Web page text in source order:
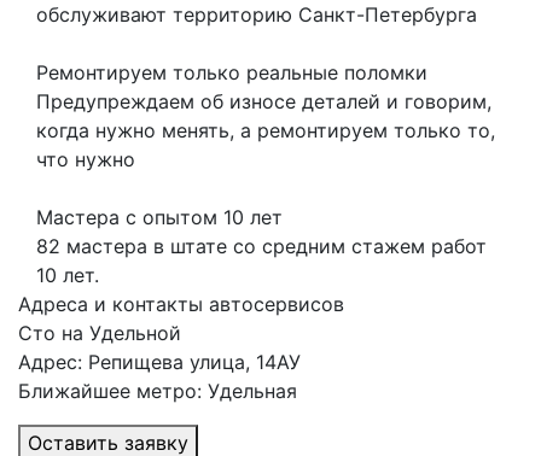
обслуживают территорию Санкт-Петербурга
Ремонтируем только реальные поломки
Предупреждаем об износе деталей и говорим,
когда нужно менять, а ремонтируем только то,
что нужно
Мастера с опытом 10 лет
82 мастера в штате со средним стажем работ
10 лет.
Адреса и контакты автосервисов
Сто на Удельной
Адрес: Репищева улица, 14АУ
Ближайшее метро: Удельная
Оставить заявку